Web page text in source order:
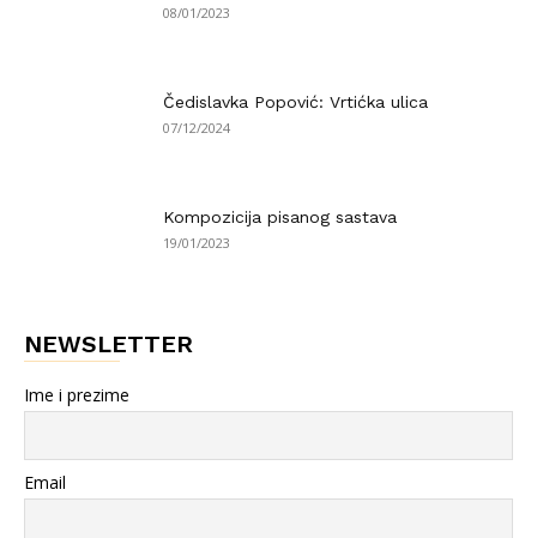
08/01/2023
Čedislavka Popović: Vrtićka ulica
07/12/2024
Kompozicija pisanog sastava
19/01/2023
NEWSLETTER
Ime i prezime
Email